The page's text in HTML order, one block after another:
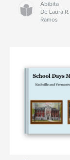
Abibita
De Laura R.
Ramos